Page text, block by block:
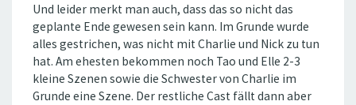
Und leider merkt man auch, dass das so nicht das
geplante Ende gewesen sein kann. Im Grunde wurde
alles gestrichen, was nicht mit Charlie und Nick zu tun
hat. Am ehesten bekommen noch Tao und Elle 2-3
kleine Szenen sowie die Schwester von Charlie im
Grunde eine Szene. Der restliche Cast fällt dann aber